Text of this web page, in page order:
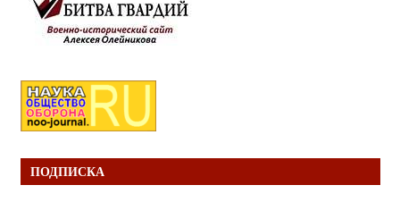
ПОДПИСКА